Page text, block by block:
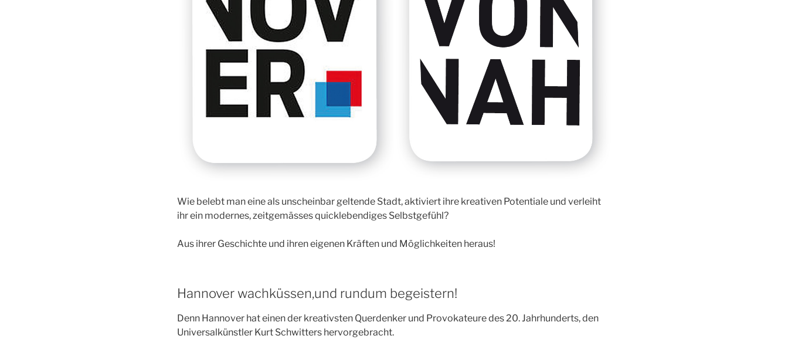
Wie belebt man eine als unscheinbar geltende Stadt, aktiviert ihre kreativen Potentiale und verleiht
ihr ein modernes, zeitgemässes quicklebendiges Selbstgefühl?
Aus ihrer Geschichte und ihren eigenen Kräften und Möglichkeiten heraus!
Hannover wachküssen,und rundum begeistern!
Denn Hannover hat einen der kreativsten Querdenker und Provokateure des 20. Jahrhunderts, den
Universalkünstler Kurt Schwitters hervorgebracht.